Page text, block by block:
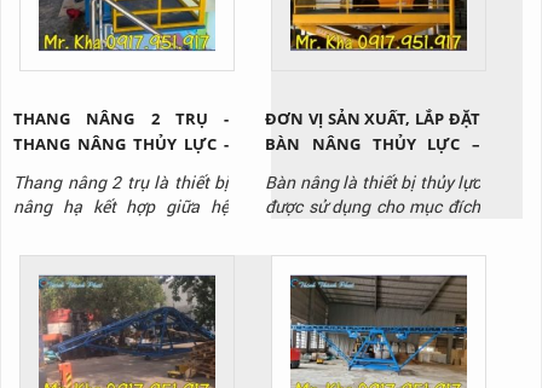
THANG NÂNG 2 TRỤ -
THANG NÂNG THỦY LỰC -
THANG NÂNG CÔNG
NGHIỆP
Thang nâng 2 trụ là thiết bị
nâng hạ kết hợp giữa hệ
cáp kéo để nâng hạ hàng
hóa, trang thiết bị lên cao
tại nhà máy, kho bãi, công
trình xây dựng,...
ĐƠN VỊ SẢN XUẤT, LẮP ĐẶT
BÀN NÂNG THỦY LỰC –
BÀN NÂNG HÀNG VIỆT
NAM
Bàn nâng là thiết bị thủy lực
được sử dụng cho mục đích
nhà kho, phân xưởng. Bàn
nâng được thiết kế đa dạng
với nhiều loại tải trọng,
chiều cao nâng để phù hợp
với nhiều mục đích sử dụng
khác nhau.